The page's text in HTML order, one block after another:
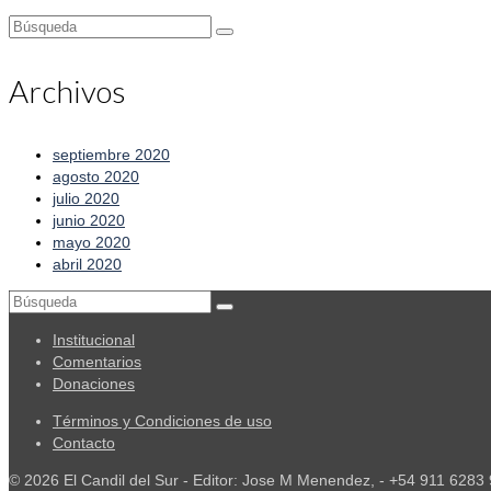
Buscar
Archivos
septiembre 2020
agosto 2020
julio 2020
junio 2020
mayo 2020
abril 2020
Buscar
Institucional
Comentarios
Donaciones
Términos y Condiciones de uso
Contacto
© 2026 El Candil del Sur - Editor: Jose M Menendez, - +54 911